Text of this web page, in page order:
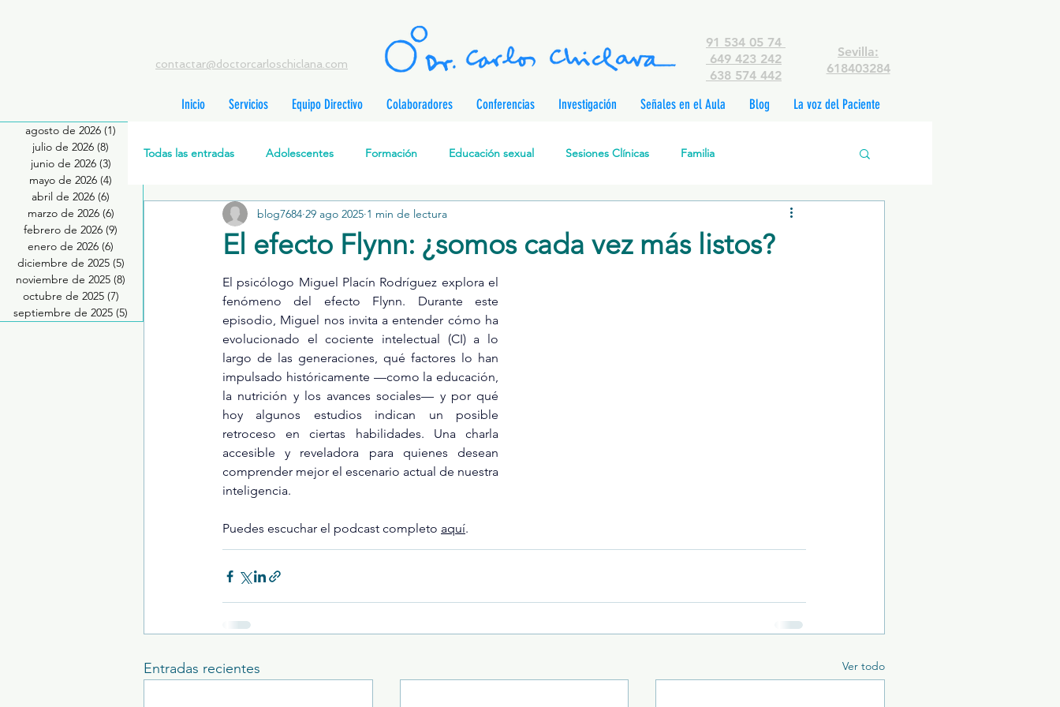
contactar@doctorcarloschiclana.com
91 534 05 74
649 423 242
638 574 442
Sevilla:
618403284
Inicio Servicios Equipo Directivo Colaboradores Conferencias Investigación Señales en el Aula Blog La voz del Paciente
agosto de 2026 (1)
julio de 2026 (8) 8 entradas
junio de 2026 (3)
mayo de 2026 (4)
abril de 2026 (6)
marzo de 2026 (6)
febrero de 2026 (9)
enero de 2026 (6)
diciembre de 2025 (5)
noviembre de 2025 (8)
octubre de 2025 (7)
septiembre de 2025 (5)
Todas las entradas Adolescentes Formación Educación sexual Sesiones Clínicas Familia
Salud Mental Perinatal Psicoterapia Cognitivo-Analítica
Formación profesionales Jóvenes Desarrollo personal
Promoción de la salud mental Relaciones de pareja Prevención de la Violencia contra l
Trastornos de la conducta alimentar Neuropsicología
El efecto Flynn: ¿somos cada vez más listos?
blog7684 29 ago 2025 1 min de lectura
El psicólogo Miguel Placín Rodríguez explora el
fenómeno del efecto Flynn. Durante este
episodio, Miguel nos invita a entender cómo ha
evolucionado el cociente intelectual (CI) a lo
largo de las generaciones, qué factores lo han
impulsado históricamente —como la educación,
la nutrición y los avances sociales— y por qué
hoy algunos estudios indican un posible
retroceso en ciertas habilidades. Una charla
accesible y reveladora para quienes desean
comprender mejor el escenario actual de nuestra
inteligencia.
Puedes escuchar el podcast completo aquí.
Entradas recientes Ver todo